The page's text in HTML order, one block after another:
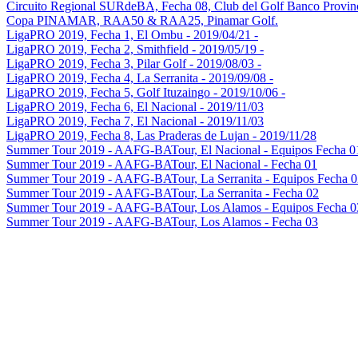
Circuito Regional SURdeBA, Fecha 08, Club del Golf Banco
Copa PINAMAR, RAA50 & RAA25, Pinamar Golf.
LigaPRO 2019, Fecha 1, El Ombu - 2019/04/21 -
LigaPRO 2019, Fecha 2, Smithfield - 2019/05/19 -
LigaPRO 2019, Fecha 3, Pilar Golf - 2019/08/03 -
LigaPRO 2019, Fecha 4, La Serranita - 2019/09/08 -
LigaPRO 2019, Fecha 5, Golf Ituzaingo - 2019/10/06 -
LigaPRO 2019, Fecha 6, El Nacional - 2019/11/03
LigaPRO 2019, Fecha 7, El Nacional - 2019/11/03
LigaPRO 2019, Fecha 8, Las Praderas de Lujan - 2019/11/28
Summer Tour 2019 - AAFG-BATour, El Nacional - Equipos Fecha
Summer Tour 2019 - AAFG-BATour, El Nacional - Fecha 01
Summer Tour 2019 - AAFG-BATour, La Serranita - Equipos Fecha
Summer Tour 2019 - AAFG-BATour, La Serranita - Fecha 02
Summer Tour 2019 - AAFG-BATour, Los Alamos - Equipos Fecha
Summer Tour 2019 - AAFG-BATour, Los Alamos - Fecha 03